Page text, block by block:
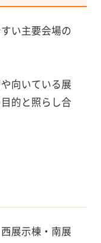
い主要会場の
向いている展
的と照らし合
展示棟・南展